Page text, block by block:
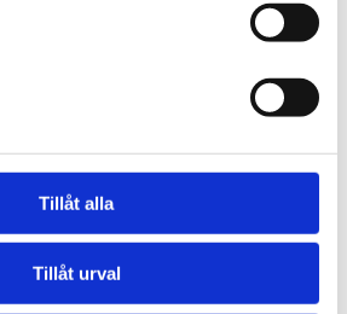
Tillåt alla
Tillåt urval
trygghet och en övervakad
Köp nu